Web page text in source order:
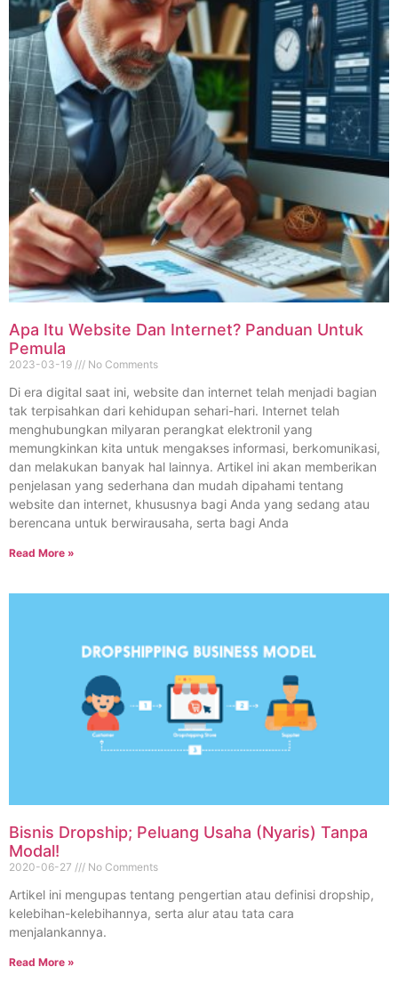
Apa Itu Website Dan Internet? Panduan Untuk
Pemula
2023-03-19 No Comments
Di era digital saat ini, website dan internet telah menjadi bagian
tak terpisahkan dari kehidupan sehari-hari. Internet telah
menghubungkan milyaran perangkat elektronil yang
memungkinkan kita untuk mengakses informasi, berkomunikasi,
dan melakukan banyak hal lainnya. Artikel ini akan memberikan
penjelasan yang sederhana dan mudah dipahami tentang
website dan internet, khususnya bagi Anda yang sedang atau
berencana untuk berwirausaha, serta bagi Anda
Read More »
Bisnis Dropship; Peluang Usaha (Nyaris) Tanpa
Modal!
2020-06-27 No Comments
Artikel ini mengupas tentang pengertian atau definisi dropship,
kelebihan-kelebihannya, serta alur atau tata cara
menjalankannya.
Read More »